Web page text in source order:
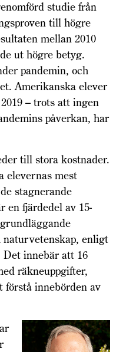
studie från
till högre
mellan 2010
ut högre betyg.
pandemin, och
Amerikanska elever
– trots att ingen
påverkan, har
till stora kostnader.
elevernas mest
stagnerande
en fjärdedel av 15-
enligt
Det innebär att 16
räkneuppgifter,
förstå innebörden av